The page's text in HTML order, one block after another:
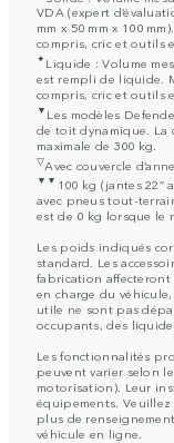
VDA (expert
mm x 50 mm x 100
compris, cric et outils
✦Liquide : Volume
est rempli de liquide.
compris, cric et outils
▼ Les modèles
de toit dynamique. La
maximale de 300 kg.
▽Avec couvercle
▼▼ 100 kg (jantes 22”
avec pneus tout-
est de 0 kg lorsque le
Les poids indiqués
standard. Les
fabrication
en charge du
utile ne sont pas
occupants, des
Les fonctionnalités
peuvent varier selon
motorisation). Leur
équipements.
plus de
véhicule en ligne.